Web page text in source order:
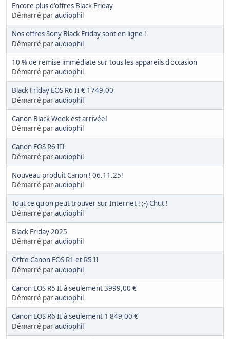
Encore plus d'offres Black Friday
Démarré paraudiophil
Nos offres Sony Black Friday sont en ligne !
Démarré paraudiophil
10 % de remise immédiate sur tous les appareils d'occasion
Démarré paraudiophil
Black Friday EOS R6 II € 1749,00
Démarré paraudiophil
Canon Black Week est arrivée!
Démarré paraudiophil
Canon EOS R6 III
Démarré paraudiophil
Nouveau produit Canon ! 06.11.25!
Démarré paraudiophil
Tout ce qu'on peut trouver sur Internet ! ;-) Chut !
Démarré paraudiophil
Black Friday 2025
Démarré paraudiophil
Offre Canon EOS R1 et R5 II
Démarré paraudiophil
Canon EOS R5 II à seulement 3999,00 €
Démarré paraudiophil
Canon EOS R6 II à seulement 1 849,00 €
Démarré paraudiophil